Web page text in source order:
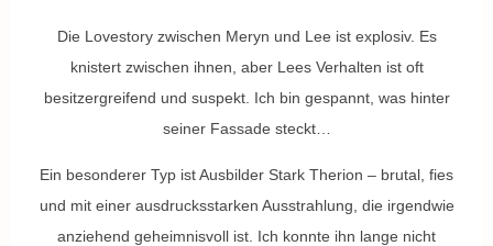
Die Lovestory zwischen Meryn und Lee ist explosiv. Es
knistert zwischen ihnen, aber Lees Verhalten ist oft
besitzergreifend und suspekt. Ich bin gespannt, was hinter
seiner Fassade steckt…
Ein besonderer Typ ist Ausbilder Stark Therion – brutal, fies
und mit einer ausdrucksstarken Ausstrahlung, die irgendwie
anziehend geheimnisvoll ist. Ich konnte ihn lange nicht